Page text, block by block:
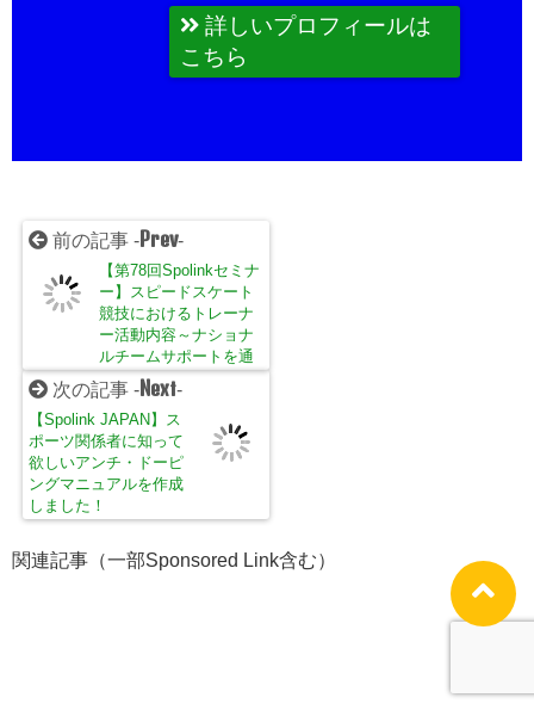
詳しいプロフィールは
こちら
前の記事 -Prev-
【第78回Spolinkセミナ
ー】スピードスケート
競技におけるトレーナ
ー活動内容～ナショナ
ルチームサポートを通
して～
次の記事 -Next-
【Spolink JAPAN】ス
ポーツ関係者に知って
欲しいアンチ・ドーピ
ングマニュアルを作成
しました！
関連記事（一部Sponsored Link含む）